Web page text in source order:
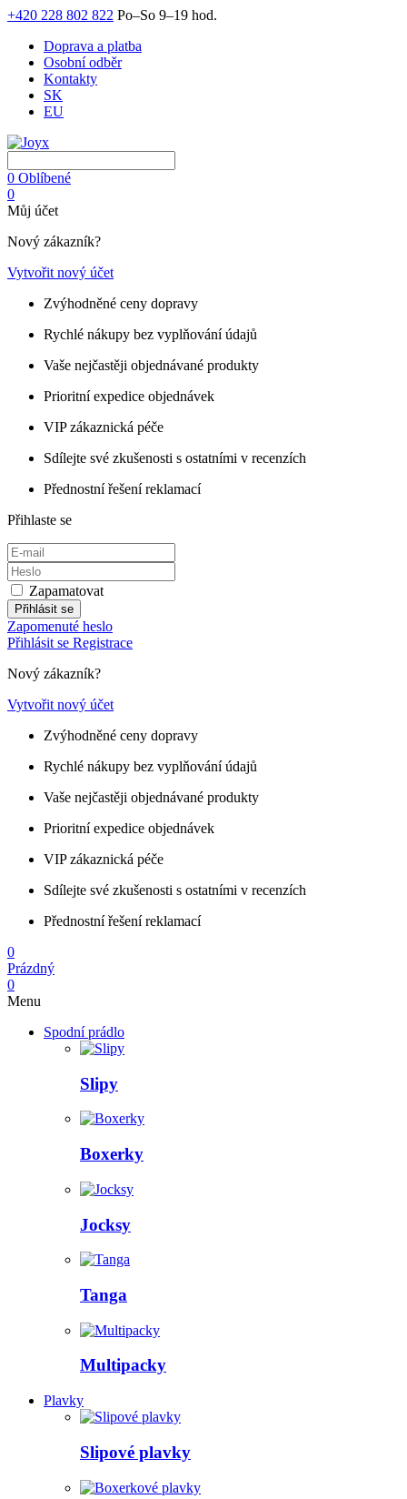
+420 228 802 822 Po–So 9–19 hod.
Doprava a platba
Osobní odběr
Kontakty
SK
EU
0 Oblíbené
0
Můj účet
Nový zákazník?
Vytvořit nový účet
Zvýhodněné ceny dopravy
Rychlé nákupy bez vyplňování údajů
Vaše nejčastěji objednávané produkty
Prioritní expedice objednávek
VIP zákaznická péče
Sdílejte své zkušenosti s ostatními v recenzích
Přednostní řešení reklamací
Přihlaste se
Zapamatovat
Přihlásit se
Zapomenuté heslo
Přihlásit se Registrace
Nový zákazník?
Vytvořit nový účet
Zvýhodněné ceny dopravy
Rychlé nákupy bez vyplňování údajů
Vaše nejčastěji objednávané produkty
Prioritní expedice objednávek
VIP zákaznická péče
Sdílejte své zkušenosti s ostatními v recenzích
Přednostní řešení reklamací
0
Prázdný
0
Menu
Spodní prádlo
Slipy
Boxerky
Jocksy
Tanga
Multipacky
Plavky
Slipové plavky